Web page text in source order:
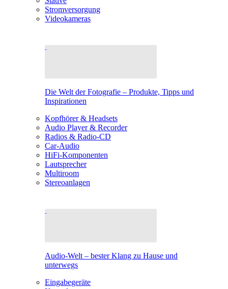
Stromversorgung
Videokameras
Die Welt der Fotografie – Produkte, Tipps und
Inspirationen
Kopfhörer & Headsets
Audio Player & Recorder
Radios & Radio-CD
Car-Audio
HiFi-Komponenten
Lautsprecher
Multiroom
Stereoanlagen
Audio-Welt – bester Klang zu Hause und
unterwegs
Eingabegeräte